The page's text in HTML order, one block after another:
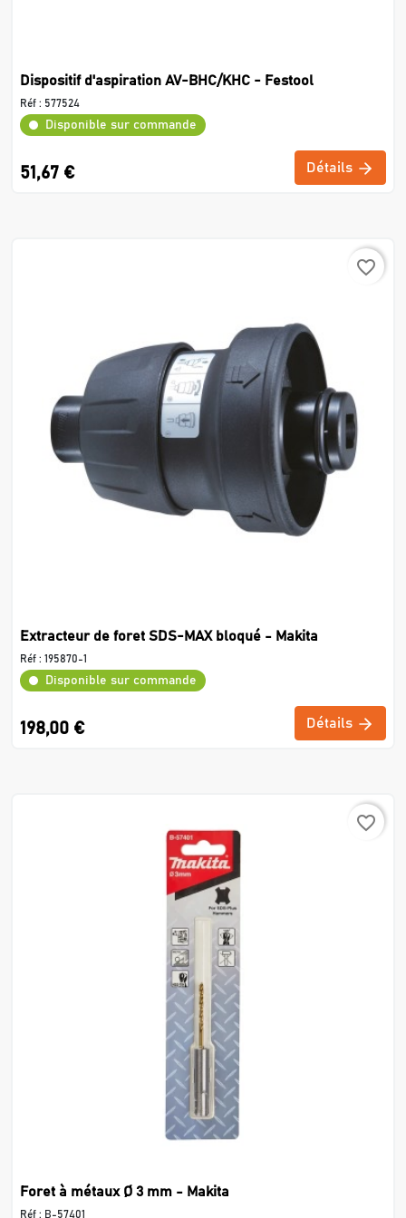
Dispositif d'aspiration AV-BHC/KHC - Festool
Réf : 577524
Disponible sur commande
51,67 € Détails
favorite_border
Extracteur de foret SDS-MAX bloqué - Makita
Réf : 195870-1
Disponible sur commande
198,00 € Détails
favorite_border
Foret à métaux Ø 3 mm - Makita
Réf : B-57401